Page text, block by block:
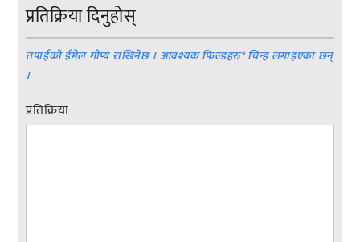
प्रतिक्रिया दिनुहोस्
तपाईको ईमेल गोप्य राखिनेछ । आवश्यक फिल्डहरु*चिन्ह लगाइएका छन्
।
प्रतिक्रिया